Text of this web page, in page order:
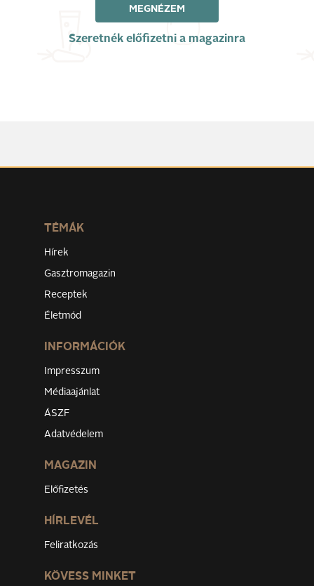
MEGNÉZEM
Szeretnék előfizetni a magazinra
TÉMÁK
Hírek
Gasztromagazin
Receptek
Életmód
INFORMÁCIÓK
Impresszum
Médiaajánlat
ÁSZF
Adatvédelem
MAGAZIN
Előfizetés
HÍRLEVÉL
Feliratkozás
KÖVESS MINKET